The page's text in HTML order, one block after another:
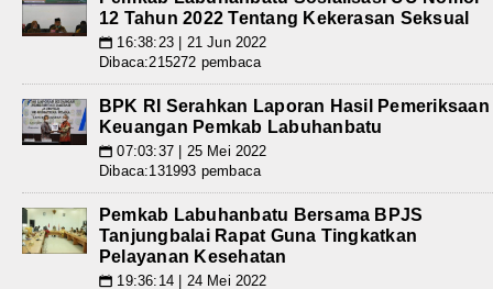
12 Tahun 2022 Tentang Kekerasan Seksual
📅 16:38:23 | 21 Jun 2022
Dibaca:215272 pembaca
BPK RI Serahkan Laporan Hasil Pemeriksaan
Keuangan Pemkab Labuhanbatu
📅 07:03:37 | 25 Mei 2022
Dibaca:131993 pembaca
Pemkab Labuhanbatu Bersama BPJS
Tanjungbalai Rapat Guna Tingkatkan
Pelayanan Kesehatan
📅 19:36:14 | 24 Mei 2022